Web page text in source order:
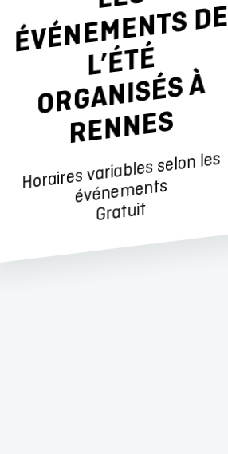
E
É
À
S
Horaires variables selon les
événe
ments
Gratuit